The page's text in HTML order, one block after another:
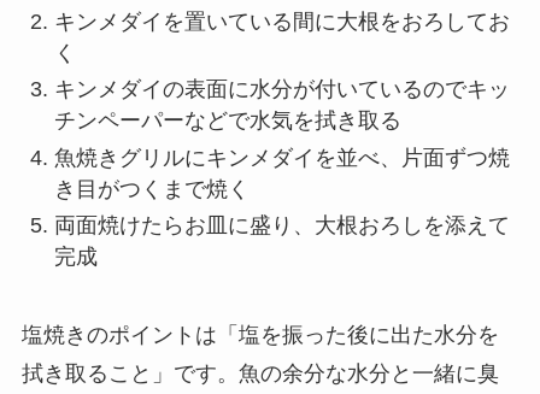
キンメダイを置いている間に大根をおろしてお
く
キンメダイの表面に水分が付いているのでキッ
チンペーパーなどで水気を拭き取る
魚焼きグリルにキンメダイを並べ、片面ずつ焼
き目がつくまで焼く
両面焼けたらお皿に盛り、大根おろしを添えて
完成
塩焼きのポイントは「塩を振った後に出た水分を
拭き取ること」です。魚の余分な水分と一緒に臭